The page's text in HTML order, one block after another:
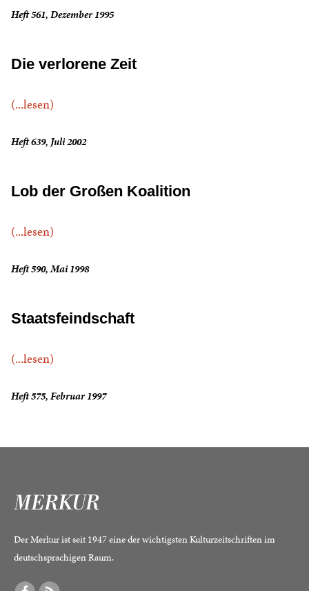
Heft 561, Dezember 1995
Die verlorene Zeit
(...lesen)
Heft 639, Juli 2002
Lob der Großen Koalition
(...lesen)
Heft 590, Mai 1998
Staatsfeindschaft
(...lesen)
Heft 575, Februar 1997
Der Merkur ist seit 1947 eine der wichtigsten Kulturzeitschriften im
deutschsprachigen Raum.